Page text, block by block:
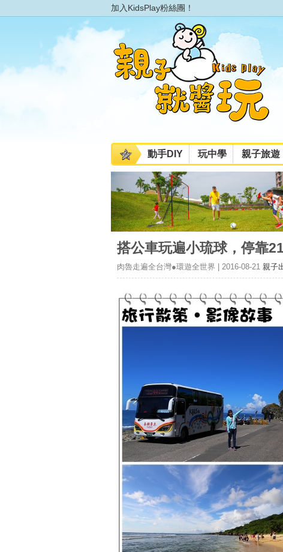
加入KidsPlay粉絲團！
動手DIY 玩中學 親子旅遊
搭公車玩遍小琉球，停靠
肉魯走遍全台灣●環遊全世界 | 2016-08-21 親子